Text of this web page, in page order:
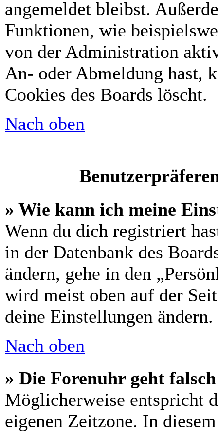
angemeldet bleibst.
Funktionen, wie
von der Administration
An- oder Abmeldung hast,
Cookies des Boards löscht.
Nach oben
» Wie kann ich meine
Wenn du dich registriert
in der Datenbank des
ändern, gehe in den
wird meist oben auf der
deine Einstellungen ändern.
Nach oben
» Die Forenuhr geht
Möglicherweise entspricht
eigenen Zeitzone. In